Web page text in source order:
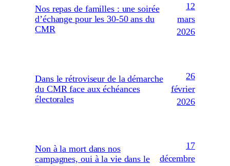
Nos repas de familles : une soirée
d’échange pour les 30-50 ans du
CMR
12
mars
2026
Dans le rétroviseur de la démarche
du CMR face aux échéances
électorales
26
février
2026
Non à la mort dans nos
campagnes, oui à la vie dans le
17
décembre